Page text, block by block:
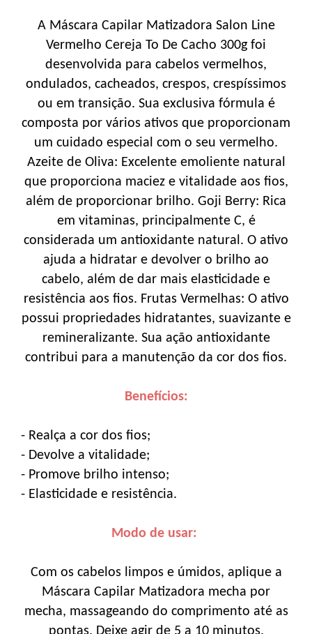
A Máscara Capilar Matizadora Salon Line
Vermelho Cereja To De Cacho 300g foi
desenvolvida para cabelos vermelhos,
ondulados, cacheados, crespos, crespíssimos
ou em transição. Sua exclusiva fórmula é
composta por vários ativos que proporcionam
um cuidado especial com o seu vermelho.
Azeite de Oliva: Excelente emoliente natural
que proporciona maciez e vitalidade aos fios,
além de proporcionar brilho. Goji Berry: Rica
em vitaminas, principalmente C, é
considerada um antioxidante natural. O ativo
ajuda a hidratar e devolver o brilho ao
cabelo, além de dar mais elasticidade e
resistência aos fios. Frutas Vermelhas: O ativo
possui propriedades hidratantes, suavizante e
remineralizante. Sua ação antioxidante
contribui para a manutenção da cor dos fios.
Benefícios:
- Realça a cor dos fios;
- Devolve a vitalidade;
- Promove brilho intenso;
- Elasticidade e resistência.
Modo de usar:
Com os cabelos limpos e úmidos, aplique a
Máscara Capilar Matizadora mecha por
mecha, massageando do comprimento até as
pontas. Deixe agir de 5 a 10 minutos.